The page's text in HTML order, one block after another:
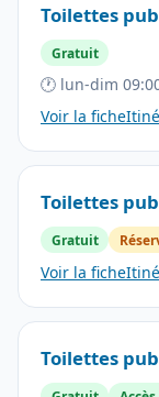
Toilettes
Gratuit
🕐 lun-dim
Voir la fiche
Toilettes
Gratuit
Voir la fiche
Toilettes